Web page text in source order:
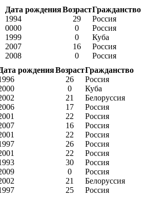
Дата рожденияВозрастГражданство
1994 29
Россия
0000 0
Россия
1999 0
Куба
2007 16
Россия
2008 0
Россия
рожденияВозрастГражданство
26
Россия
0
Куба
21
Белоруссия
17
Россия
22
Россия
16
Россия
22
Россия
26
Россия
22
Россия
30
Россия
0
Россия
21
Белоруссия
25
Россия